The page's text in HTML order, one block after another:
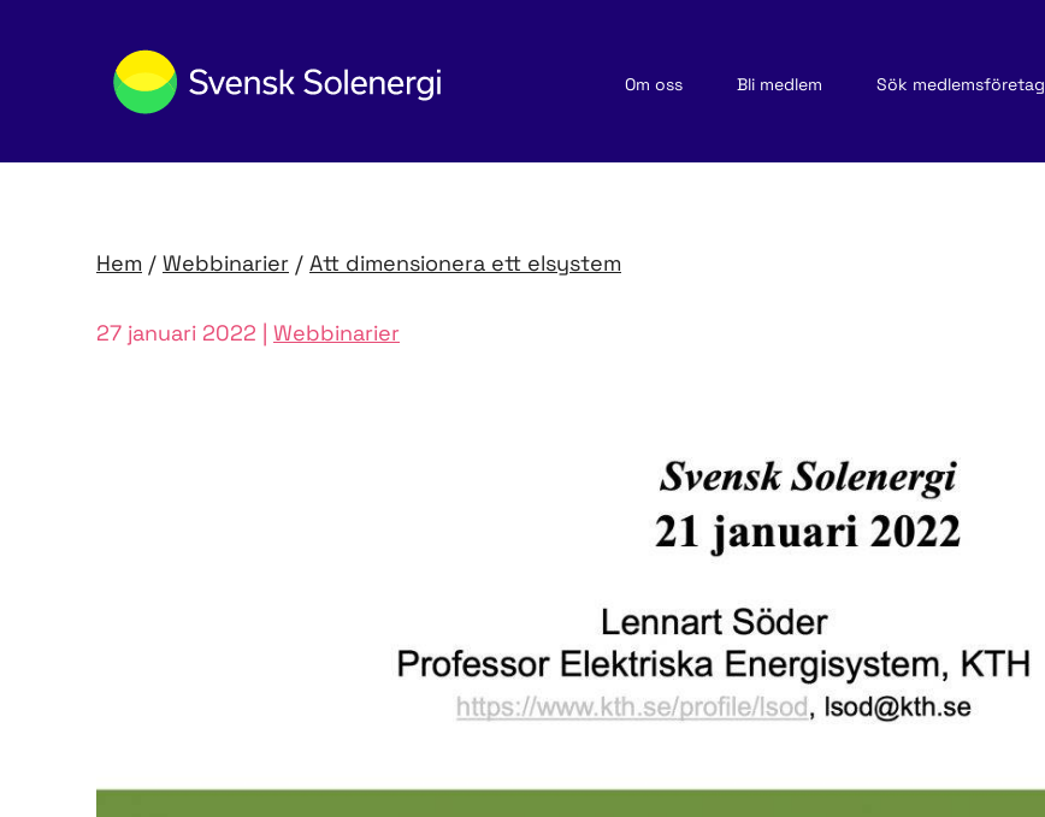
Om oss Bli medlem Sök medlemsföretag
Hem / Webbinarier / Att dimensionera ett elsystem
27 januari 2022 | Webbinarier